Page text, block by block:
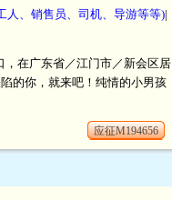
人、销售员、司机、导游等等)|
，在广东省／江门市／新会区居
的你，就来吧！纯情的小男孩
应征M194656